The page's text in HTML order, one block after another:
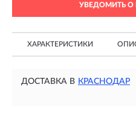
УВЕДОМИТЬ О
ХАРАКТЕРИСТИКИ
ДОСТАВКА В КРАСНОДАР